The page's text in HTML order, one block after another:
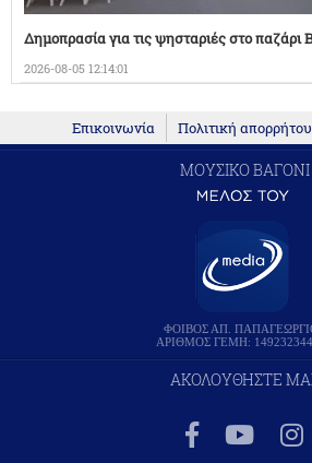
Δημοπρασία για τις ψησταριές στο παζάρι
2026-08-05 12:14:01
Επικοινωνία Πολιτική απορρήτου
ΜΟΥΣΙΚΟ ΒΑΓΟΝΙ
ΦΟΙΒΟΣ ΑΠ.
ΑΡΙΘΜΟΣ ΓΕΜΗ:
ΑΚΟΛΟΥΘΗΣΤΕ